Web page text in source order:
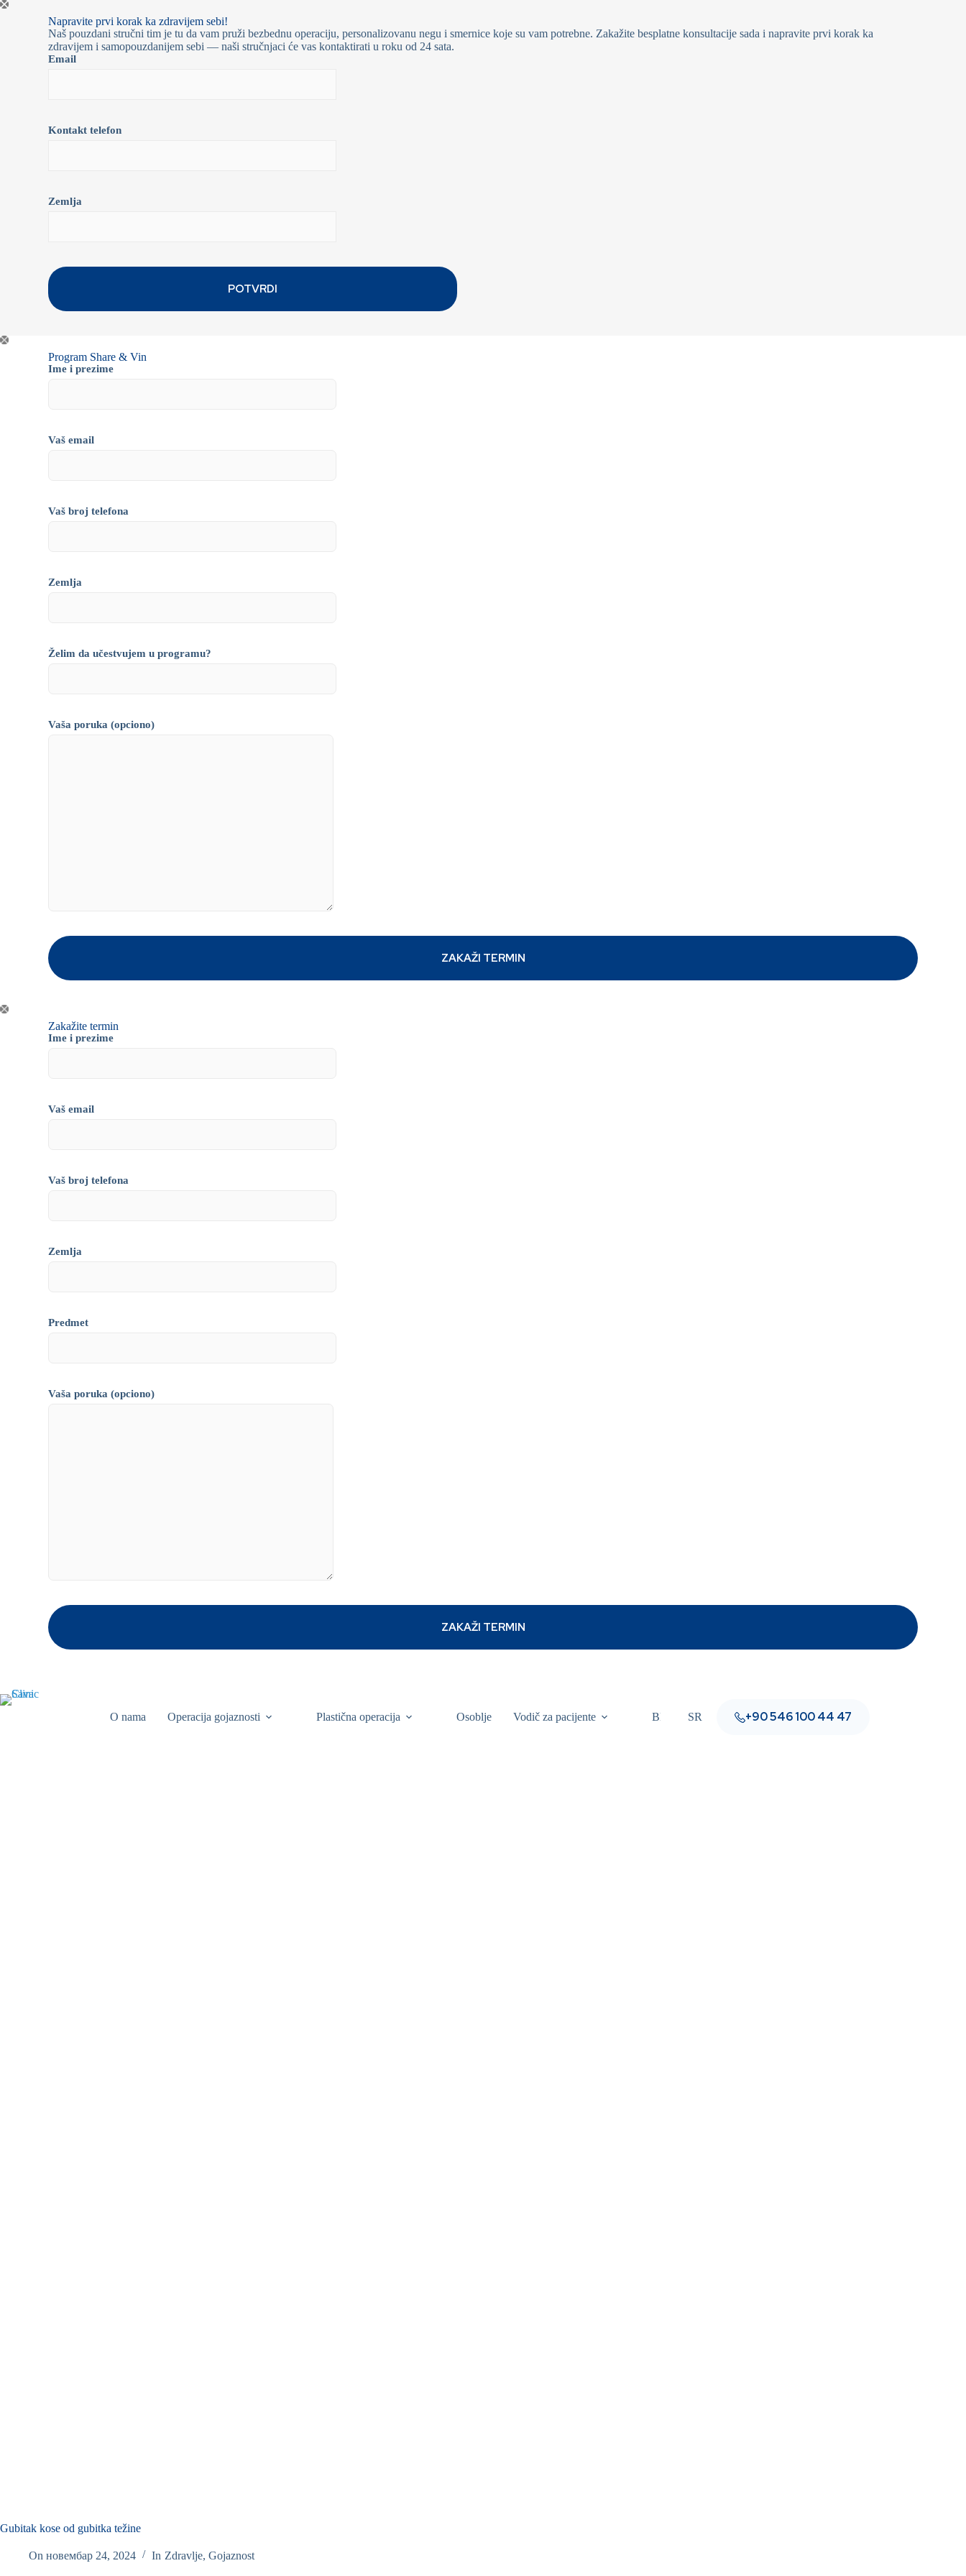
Napravite prvi korak ka zdravijem sebi!
Naš pouzdani stručni tim je tu da vam pruži bezbednu operaciju, personalizovanu negu i smernice koje su vam potrebne. Zakažite besplatne konsultacije sada i napravite prvi korak ka
zdravijem i samopouzdanijem sebi — naši stručnjaci će vas kontaktirati u roku od 24 sata.
Email
Kontakt telefon
Zemlja
Program Share & Vin
Ime i prezime
Vaš email
Vaš broj telefona
Zemlja
Želim da učestvujem u programu?
Vaša poruka (opciono)
Zakažite termin
Ime i prezime
Vaš email
Vaš broj telefona
Zemlja
Predmet
Vaša poruka (opciono)
O nama Operacija gojaznosti Plastična operacija Osoblje Vodič za pacijente Blog Kontakt
SR +90 546 100 44 47
Gubitak kose od gubitka težine
On новембар 24, 2024 In Zdravlje, Gojaznost